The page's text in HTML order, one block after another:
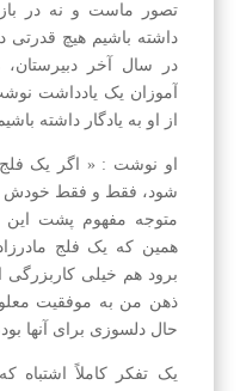
تصور ماست و نه در
داشته باشیم هیچ قدرتی
در سال آخر
آموزان یک یادداشت
از او به یادگار داشته
او نوشت : « اگر یک فلج
شود، فقط و فقط خودش
متوجه مفهوم پشت این
همین که یک فلج
برود هم خیلی
ذهن من به موفقیت
حال دلسوزی برای آنها
یک تفکر کاملاً اشتباه